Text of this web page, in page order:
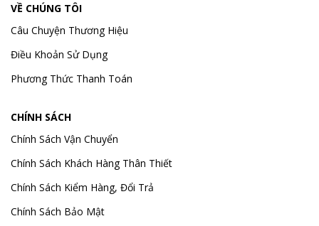
VỀ CHÚNG TÔI
Câu Chuyện Thương Hiệu
Điều Khoản Sử Dụng
Phương Thức Thanh Toán
CHÍNH SÁCH
Chính Sách Vận Chuyển
Chính Sách Khách Hàng Thân Thiết
Chính Sách Kiểm Hàng, Đổi Trả
Chính Sách Bảo Mật